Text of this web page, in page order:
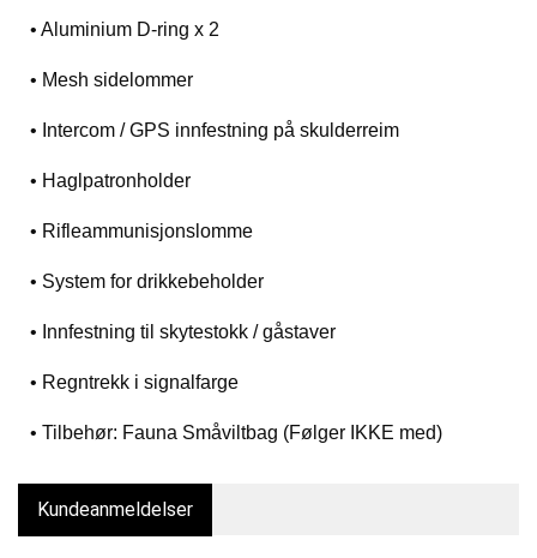
• Aluminium D-ring x 2
• Mesh sidelommer
• Intercom / GPS innfestning på skulderreim
• Haglpatronholder
• Rifleammunisjonslomme
• System for drikkebeholder
• Innfestning til skytestokk / gåstaver
• Regntrekk i signalfarge
• Tilbehør: Fauna Småviltbag (Følger IKKE med)
Kundeanmeldelser